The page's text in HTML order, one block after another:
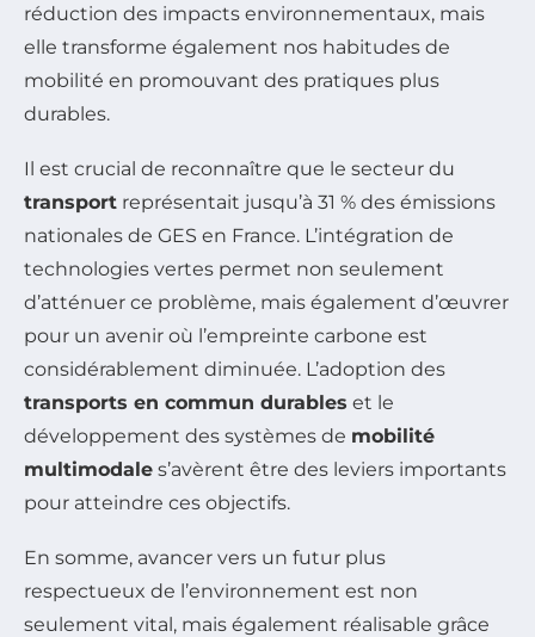
réduction des impacts environnementaux, mais
elle transforme également nos habitudes de
mobilité en promouvant des pratiques plus
durables.
Il est crucial de reconnaître que le secteur du
transport représentait jusqu’à 31 % des émissions
nationales de GES en France. L’intégration de
technologies vertes permet non seulement
d’atténuer ce problème, mais également d’œuvrer
pour un avenir où l’empreinte carbone est
considérablement diminuée. L’adoption des
transports en commun durables et le
développement des systèmes de mobilité
multimodale s’avèrent être des leviers importants
pour atteindre ces objectifs.
En somme, avancer vers un futur plus
respectueux de l’environnement est non
seulement vital, mais également réalisable grâce